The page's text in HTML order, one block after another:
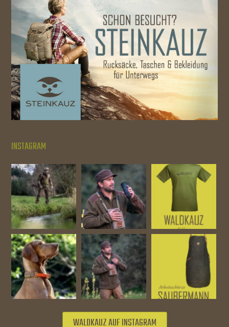
INSTAGRAM
WALDKAUZ AUF INSTAGRAM